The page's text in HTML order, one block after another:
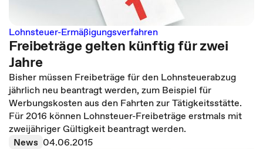
Lohnsteuer-Ermäßigungsverfahren
Freibeträge gelten künftig für zwei
Jahre
Bisher müssen Freibeträge für den Lohnsteuerabzug
jährlich neu beantragt werden, zum Beispiel für
Werbungskosten aus den Fahrten zur Tätigkeitsstätte.
Für 2016 können Lohnsteuer-Freibeträge erstmals mit
zweijähriger Gültigkeit beantragt werden.
News 04.06.2015